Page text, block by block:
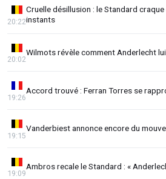
Cruelle désillusion : le Standard
instants
20:22
Wilmots révèle comment Anderlecht
20:02
Accord trouvé : Ferran Torres se
19:26
Vanderbiest annonce encore du
19:15
Ambros recale le Standard : «
19:09